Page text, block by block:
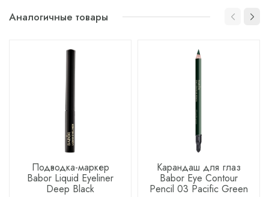
Аналогичные товары
Подводка-маркер
Babor Liquid Eyeliner
Deep Black
Карандаш для глаз
Babor Eye Contour
Pencil 03 Pacific Green